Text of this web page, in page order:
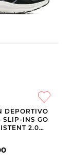
DEPORTIVO
SLIP-INS GO
2.0